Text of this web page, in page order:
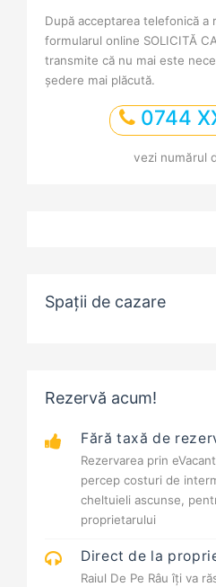
După acceptarea telefonică a
formularul online SOLICITĂ
transmite că nu mai este
ședere mai plăcută.
0744
vezi numărul
Spații de cazare
Rezervă acum!
Fără taxă de
Rezervarea prin
percep costuri de
cheltuieli ascunse,
proprietarului
Direct de la
Raiul De Pe Râu îți va